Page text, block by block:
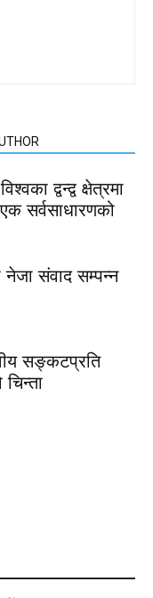
द्वन्द्व क्षेत्रमा
सर्वसाधारणको
नेजा संवाद सम्पन्न
सङ्कटप्रति